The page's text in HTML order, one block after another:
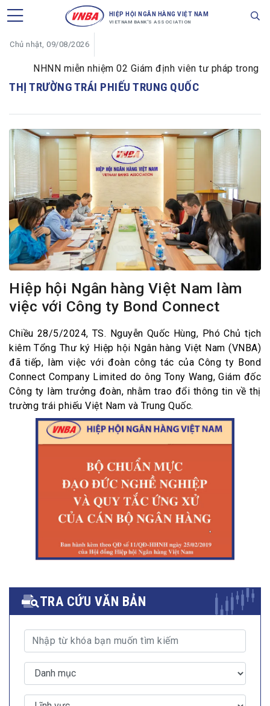
HIỆP HỘI NGÂN HÀNG VIỆT NAM
VIETNAM BANK'S ASSOCIATION
Chủ nhật, 09/08/2026
NHNN miễn nhiệm 02 Giám định viên tư pháp trong
THỊ TRƯỜNG TRÁI PHIẾU TRUNG QUỐC
Hiệp hội Ngân hàng Việt Nam làm
việc với Công ty Bond Connect
Chiều 28/5/2024, TS. Nguyễn Quốc Hùng, Phó Chủ tịch
kiêm Tổng Thư ký Hiệp hội Ngân hàng Việt Nam (VNBA)
đã tiếp, làm việc với đoàn công tác của Công ty Bond
Connect Company Limited do ông Tony Wang, Giám đốc
Công ty làm trưởng đoàn, nhằm trao đổi thông tin về thị
trường trái phiếu Việt Nam và Trung Quốc.
TRA CỨU VĂN BẢN